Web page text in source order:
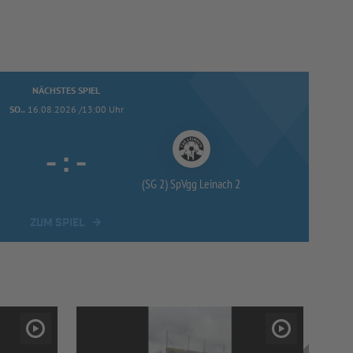
NÄCHSTES SPIEL
SO.. 16.08.2026 /13:00 Uhr
- : -
(SG 2) SpVgg Leinach 2